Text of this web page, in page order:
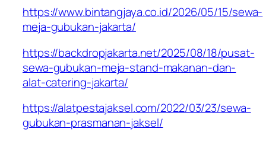
https://www.bintangjaya.co.id/2026/05/15/sewa-
meja-gubukan-jakarta/
https://backdropjakarta.net/2025/08/18/pusat-
sewa-gubukan-meja-stand-makanan-dan-
alat-catering-jakarta/
https://alatpestajaksel.com/2022/03/23/sewa-
gubukan-prasmanan-jaksel/